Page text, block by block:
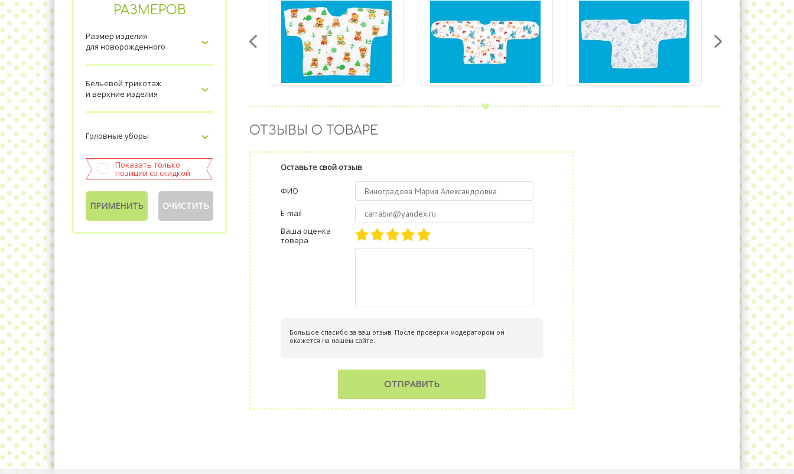
ОТЗЫВЫ О ТОВАРЕ
Оставьте свой отзыв
ФИО
E-mail
Ваша оценка
товара
Большое спасибо за ваш отзыв. После проверки модератором он
окажется на нашем сайте.
ОТПРАВИТЬ
РАЗМЕРОВ
Размер изделия
для новорожденного
Бельевой трикотаж
и верхние изделия
Головные уборы
Показать только
позиции со скидкой
ПРИМЕНИТЬ ОЧИСТИТЬ